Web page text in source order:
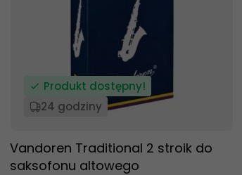
Produkt dostępny!
24 godziny
Vandoren Traditional 2 stroik do
saksofonu altowego